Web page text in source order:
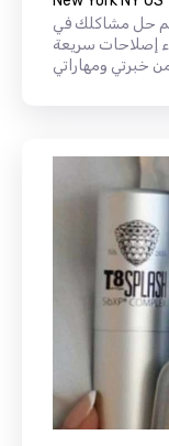
حل مشاكلك في
إصلاحات سريعة